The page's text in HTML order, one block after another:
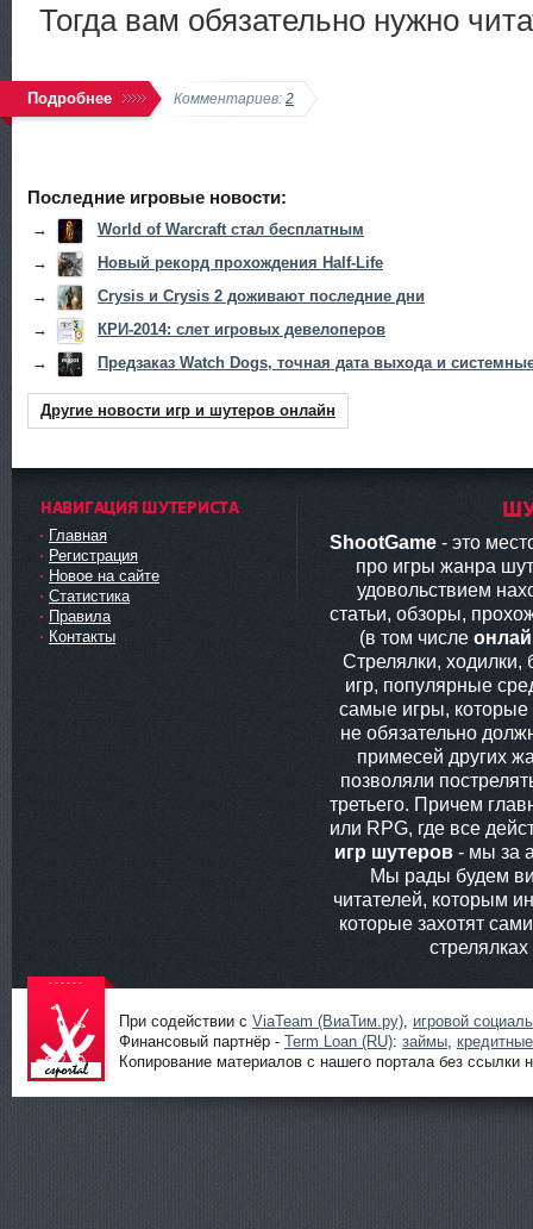
Тогда вам обязательно нужно
Подробнее Комментариев: 2
Последние игровые новости:
→
World of Warcraft стал бесплатным
→
Новый рекорд прохождения Half-Life
→
Crysis и Crysis 2 доживают последние дни
→
КРИ-2014: слет игровых девелоперов
→
Предзаказ Watch Dogs, точная дата выхода и
Другие новости игр и шутеров онлайн
НАВИГАЦИЯ ШУТЕРИСТА
Главная
Регистрация
Новое на сайте
Статистика
Правила
Контакты
ShootGame- это
про игры жанра
удовольствием
статьи, обзоры,
(в том числе
Стрелялки, ходилки,
игр, популярные
самые игры, которые
не обязательно
примесей других
позволяли
третьего. Причем
или RPG, где все
игр шутеров- мы за
Мы рады будем
читателей, которым
которые захотят
Шутеры
онлайн от
ShootGame:
новости,
статьи,
обзоры и
прохождени
я игр
При содействии с ViaTeam (ВиаТим.ру) игровой
Финансовый партнёр - Term Loan (RU): займы
Копирование материалов с нашего портала без ссылки